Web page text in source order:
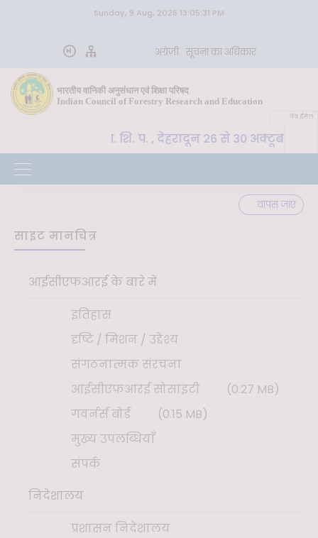
Sunday, 9 Aug, 2026 13:05:31 PM
अंग्रेज़ी सूचना का अधिकार
भारतीय वानिकी अनुसंधान एवं शिक्षा परिषद
Indian Council of Forestry Research and Education
वेब ईमेल
SLM, भा. वा. अ. शि. प. , देहरादून 26 से 30 अक्टूबर
वापस जाएं
साइट मानचित्र
आईसीएफआरई के बारे में
इतिहास
दृष्टि / मिशन / उद्देश्य
संगठनात्मक संरचना
आईसीएफआरई सोसाइटी
(0.27 MB)
गवर्नर्स बोर्ड
(0.15 MB)
मुख्य उपलब्धियाँ
संपर्क
निदेशालय
प्रशासन निदेशालय